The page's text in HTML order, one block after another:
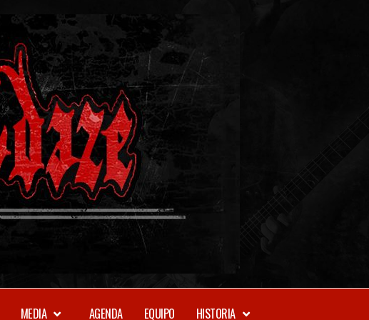
WEBZINE
MEDIA AGENDA EQUIPO HISTORIA